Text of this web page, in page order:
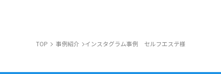
TOP 事例紹介 インスタグラム事例 セルフエステ様